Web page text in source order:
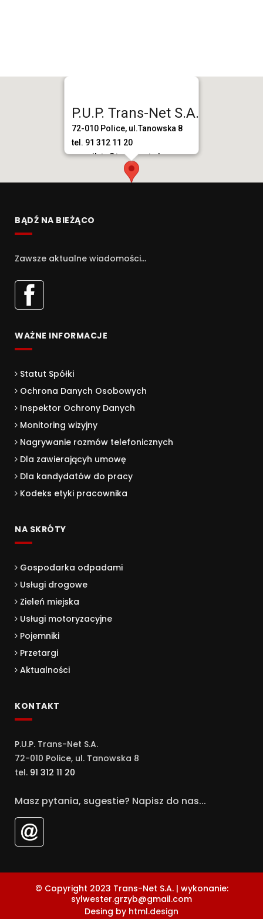
P.U.P. Trans-Net S.A.
72-010 Police, ul.Tanowska 8
tel. 91 312 11 20
e-mail. tn@trans-net.pl
BĄDŹ NA BIEŻĄCO
Zawsze aktualne wiadomości...
WAŻNE INFORMACJE
Statut Spółki
Ochrona Danych Osobowych
Inspektor Ochrony Danych
Monitoring wizyjny
Nagrywanie rozmów telefonicznych
Dla zawierającyh umowę
Dla kandydatów do pracy
Kodeks etyki pracownika
NA SKRÓTY
Gospodarka odpadami
Usługi drogowe
Zieleń miejska
Usługi motoryzacyjne
Pojemniki
Przetargi
Aktualności
KONTAKT
P.U.P. Trans-Net S.A.
72-010 Police, ul. Tanowska 8
tel. 91 312 11 20
Masz pytania, sugestie? Napisz do nas...
© Copyright 2023 Trans-Net S.A. | wykonanie:
sylwester.grzyb@gmail.com
Desing by html.design